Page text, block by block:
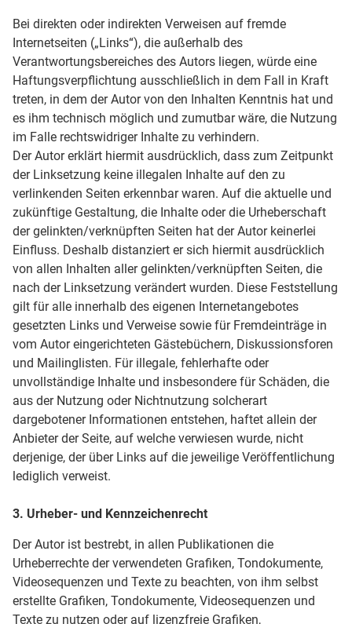
Bei direkten oder indirekten Verweisen auf fremde
Internetseiten („Links“), die außerhalb des
Verantwortungsbereiches des Autors liegen, würde eine
Haftungsverpflichtung ausschließlich in dem Fall in Kraft
treten, in dem der Autor von den Inhalten Kenntnis hat und
es ihm technisch möglich und zumutbar wäre, die Nutzung
im Falle rechtswidriger Inhalte zu verhindern.
Der Autor erklärt hiermit ausdrücklich, dass zum Zeitpunkt
der Linksetzung keine illegalen Inhalte auf den zu
verlinkenden Seiten erkennbar waren. Auf die aktuelle und
zukünftige Gestaltung, die Inhalte oder die Urheberschaft
der gelinkten/verknüpften Seiten hat der Autor keinerlei
Einfluss. Deshalb distanziert er sich hiermit ausdrücklich
von allen Inhalten aller gelinkten/verknüpften Seiten, die
nach der Linksetzung verändert wurden. Diese Feststellung
gilt für alle innerhalb des eigenen Internetangebotes
gesetzten Links und Verweise sowie für Fremdeinträge in
vom Autor eingerichteten Gästebüchern, Diskussionsforen
und Mailinglisten. Für illegale, fehlerhafte oder
unvollständige Inhalte und insbesondere für Schäden, die
aus der Nutzung oder Nichtnutzung solcherart
dargebotener Informationen entstehen, haftet allein der
Anbieter der Seite, auf welche verwiesen wurde, nicht
derjenige, der über Links auf die jeweilige Veröffentlichung
lediglich verweist.
3. Urheber- und Kennzeichenrecht
Der Autor ist bestrebt, in allen Publikationen die
Urheberrechte der verwendeten Grafiken, Tondokumente,
Videosequenzen und Texte zu beachten, von ihm selbst
erstellte Grafiken, Tondokumente, Videosequenzen und
Texte zu nutzen oder auf lizenzfreie Grafiken,